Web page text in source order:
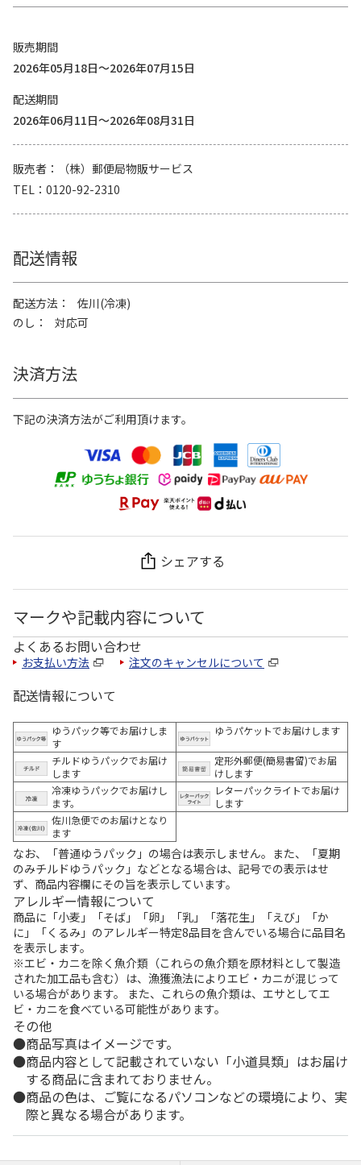
販売期間
2026年05月18日～2026年07月15日
配送期間
2026年06月11日～2026年08月31日
販売者
（株）郵便局物販サービス
TEL
0120-92-2310
配送情報
配送方法
佐川(冷凍)
のし
対応可
決済方法
下記の決済方法がご利用頂けます。
シェアする
マークや記載内容について
よくあるお問い合わせ
お支払い方法 注文のキャンセルについて
配送情報について
ゆうパック等でお届けしま
す
ゆうパケットでお届けします
チルドゆうパックでお届け
します
定形外郵便(簡易書留)でお届
けします
冷凍ゆうパックでお届けし
ます。
レターパックライトでお届け
します
佐川急便でのお届けとなり
ます
なお、「普通ゆうパック」の場合は表示しません。また、「夏期
のみチルドゆうパック」などとなる場合は、記号での表示はせ
ず、商品内容欄にその旨を表示しています。
アレルギー情報について
商品に「小麦」「そば」「卵」「乳」「落花生」「えび」「か
に」「くるみ」のアレルギー特定8品目を含んでいる場合に品目名
を表示します。
※エビ・カニを除く魚介類（これらの魚介類を原材料として製造
された加工品も含む）は、漁獲漁法によりエビ・カニが混じって
いる場合があります。 また、これらの魚介類は、エサとしてエ
ビ・カニを食べている可能性があります。
その他
商品写真はイメージです。
商品内容として記載されていない「小道具類」はお届け
する商品に含まれておりません。
商品の色は、ご覧になるパソコンなどの環境により、実
際と異なる場合があります。